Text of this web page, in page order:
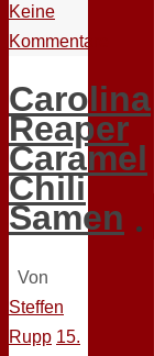
Keine
Kommentare
Carolina
Reaper
Caramel
Chili
Samen
Von
Steffen
Rupp 15.